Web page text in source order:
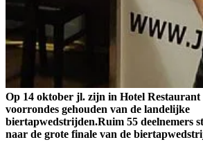
Op 14 oktober jl. zijn in Hotel Restaurant
voorrondes gehouden van de landelijke
biertapwedstrijden.Ruim 55 deelnemers
naar de grote finale van de